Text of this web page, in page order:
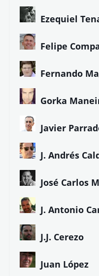
Ezequiel
Felipe
Fernando
Gorka
Javier
J. Andrés
José Carlos
J. Antonio
J.J. Cerezo
Juan López